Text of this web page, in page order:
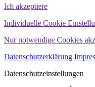
Ich akzeptiere
Individuelle Cookie
Nur notwendige Cookies
Datenschutzerklärung
Datenschutzeinstellungen